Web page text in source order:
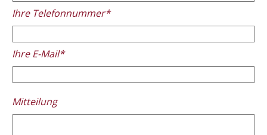
Ihre Telefonnummer*
Ihre E-Mail*
Please
leave
Mitteilung